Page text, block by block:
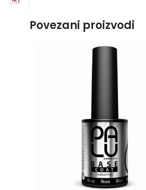
Povezani proizvodi